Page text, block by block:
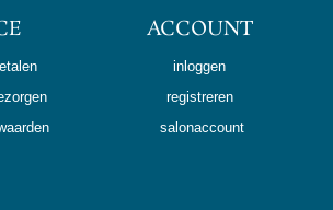
ACCOUNT
inloggen
registreren
salonaccount